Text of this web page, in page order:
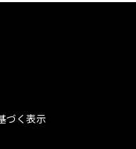
づく表示